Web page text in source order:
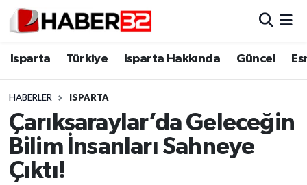
Isparta Türkiye Isparta Hakkında Güncel
HABERLER ISPARTA
Çarıksaraylar’da Geleceğin
Bilim İnsanları Sahneye
Çıktı!
Isparta
Esnaf Diyor ki;
ASAYİŞ
Isparta Nöbetçi Eczaneler
Isparta Trafik Yoğunluk Haritası
Süper Lig Puan Durumu ve Fikstür